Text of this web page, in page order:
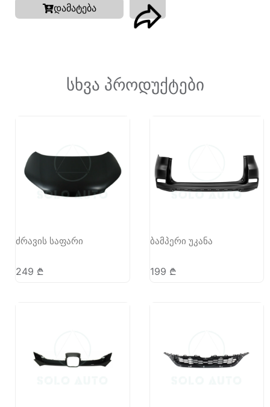
დამატება
სხვა პროდუქტები
ძრავის საფარი
249 ₾
ბამპერი უკანა
199 ₾